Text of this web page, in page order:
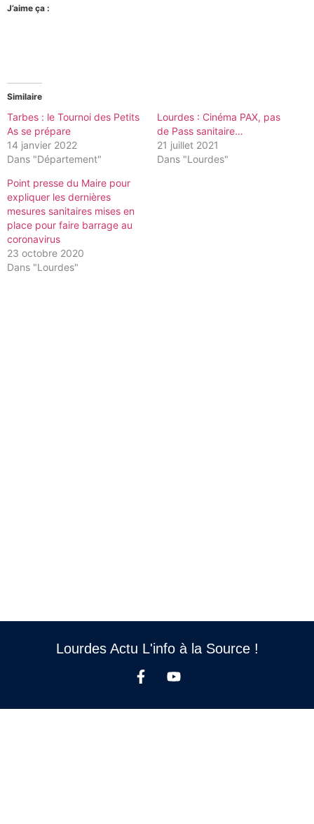
J’aime ça :
Similaire
Tarbes : le Tournoi des Petits
As se prépare
14 janvier 2022
Dans "Département"
Lourdes : Cinéma PAX, pas
de Pass sanitaire…
21 juillet 2021
Dans "Lourdes"
Point presse du Maire pour
expliquer les dernières
mesures sanitaires mises en
place pour faire barrage au
coronavirus
23 octobre 2020
Dans "Lourdes"
Lourdes Actu L'info à la Source !